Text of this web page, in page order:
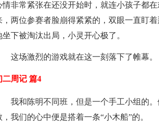
情非常紧张在还没开始时，就连小孩子都
，两位参赛者脸崩得紧紧的，双眼一直盯
坐下被淘汰出局，小灵开心极了。
这场激烈的游戏就在这一刻落下了帷幕。
二周记 篇4
我和陈明不同班，但是一个手工小组的
，我们的心中便是搭着一条“小木船”的。